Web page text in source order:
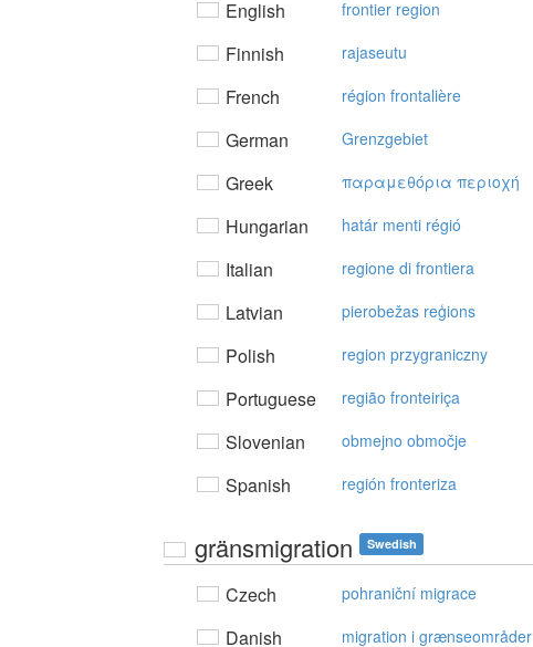
English frontier region
Finnish rajaseutu
French région frontalière
German Grenzgebiet
Greek παραμεθόρια περιoχή
Hungarian határ menti régió
Italian regione di frontiera
Latvian pierobežas reģions
Polish region przygraniczny
Portuguese região fronteiriça
Slovenian obmejno območje
Spanish región fronteriza
gränsmigration Swedish
Czech pohraniční migrace
Danish migration i grænseområder